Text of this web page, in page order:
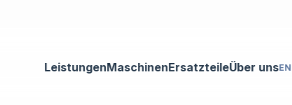
LeistungenMaschinenErsatzteileÜber unsEN|